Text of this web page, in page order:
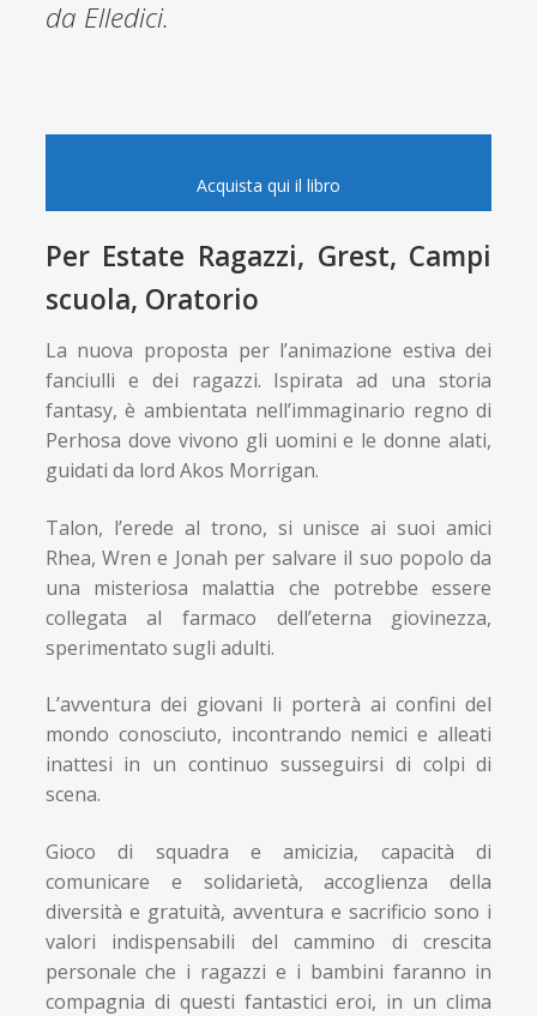
da Elledici.
Acquista qui il libro
Per Estate Ragazzi, Grest, Campi
scuola, Oratorio
La nuova proposta per l’animazione estiva dei
fanciulli e dei ragazzi. Ispirata ad una storia
fantasy, è ambientata nell’immaginario regno di
Perhosa dove vivono gli uomini e le donne alati,
guidati da lord Akos Morrigan.
Talon, l’erede al trono, si unisce ai suoi amici
Rhea, Wren e Jonah per salvare il suo popolo da
una misteriosa malattia che potrebbe essere
collegata al farmaco dell’eterna giovinezza,
sperimentato sugli adulti.
L’avventura dei giovani li porterà ai confini del
mondo conosciuto, incontrando nemici e alleati
inattesi in un continuo susseguirsi di colpi di
scena.
Gioco di squadra e amicizia, capacità di
comunicare e solidarietà, accoglienza della
diversità e gratuità, avventura e sacrificio sono i
valori indispensabili del cammino di crescita
personale che i ragazzi e i bambini faranno in
compagnia di questi fantastici eroi, in un clima